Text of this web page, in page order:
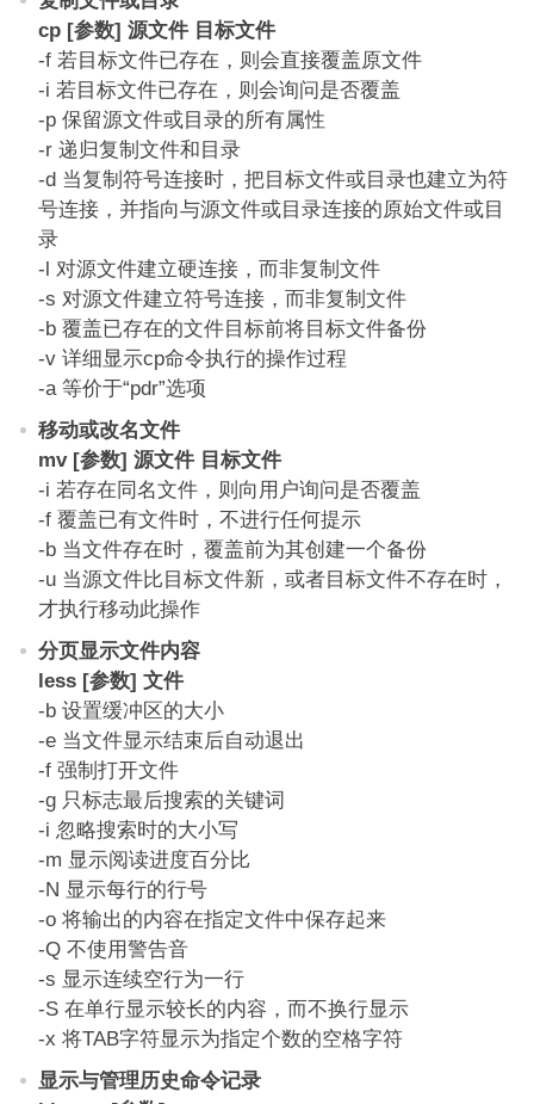
cp [参数] 源文件 目标文件
-f 若目标文件已存在，则会直接覆盖原文件
-i 若目标文件已存在，则会询问是否覆盖
-p 保留源文件或目录的所有属性
-r 递归复制文件和目录
-d 当复制符号连接时，把目标文件或目录也建立为符
号连接，并指向与源文件或目录连接的原始文件或目
录
-l 对源文件建立硬连接，而非复制文件
-s 对源文件建立符号连接，而非复制文件
-b 覆盖已存在的文件目标前将目标文件备份
-v 详细显示cp命令执行的操作过程
-a 等价于“pdr”选项
移动或改名文件
mv [参数] 源文件 目标文件
-i 若存在同名文件，则向用户询问是否覆盖
-f 覆盖已有文件时，不进行任何提示
-b 当文件存在时，覆盖前为其创建一个备份
-u 当源文件比目标文件新，或者目标文件不存在时，
才执行移动此操作
分页显示文件内容
less [参数] 文件
-b 设置缓冲区的大小
-e 当文件显示结束后自动退出
-f 强制打开文件
-g 只标志最后搜索的关键词
-i 忽略搜索时的大小写
-m 显示阅读进度百分比
-N 显示每行的行号
-o 将输出的内容在指定文件中保存起来
-Q 不使用警告音
-s 显示连续空行为一行
-S 在单行显示较长的内容，而不换行显示
-x 将TAB字符显示为指定个数的空格字符
显示与管理历史命令记录